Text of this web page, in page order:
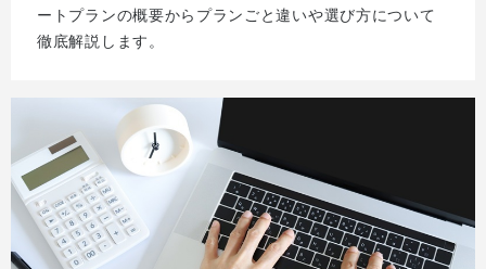
ートプランの概要からプランごと違いや選び方について
徹底解説します。